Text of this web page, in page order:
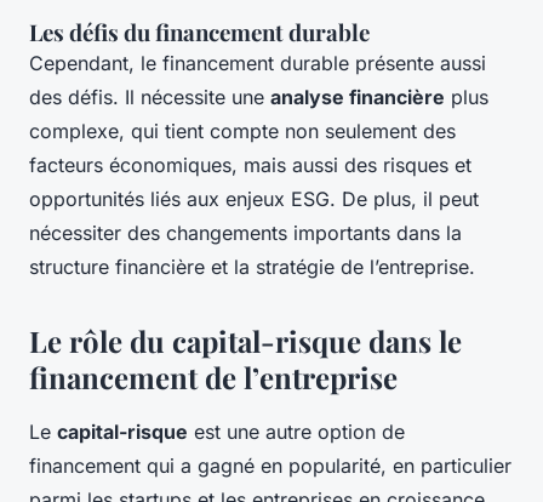
Les défis du financement durable
Cependant, le financement durable présente aussi
des défis. Il nécessite une analyse financière plus
complexe, qui tient compte non seulement des
facteurs économiques, mais aussi des risques et
opportunités liés aux enjeux ESG. De plus, il peut
nécessiter des changements importants dans la
structure financière et la stratégie de l’entreprise.
Le rôle du capital-risque dans le
financement de l’entreprise
Le capital-risque est une autre option de
financement qui a gagné en popularité, en particulier